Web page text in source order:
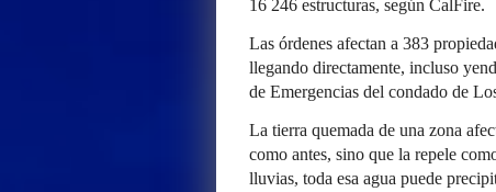
16 246 estructuras, según CalFire.
Las órdenes afectan a 383
llegando directamente, incluso
de Emergencias del condado de
La tierra quemada de una zona
como antes, sino que la repele
lluvias, toda esa agua puede